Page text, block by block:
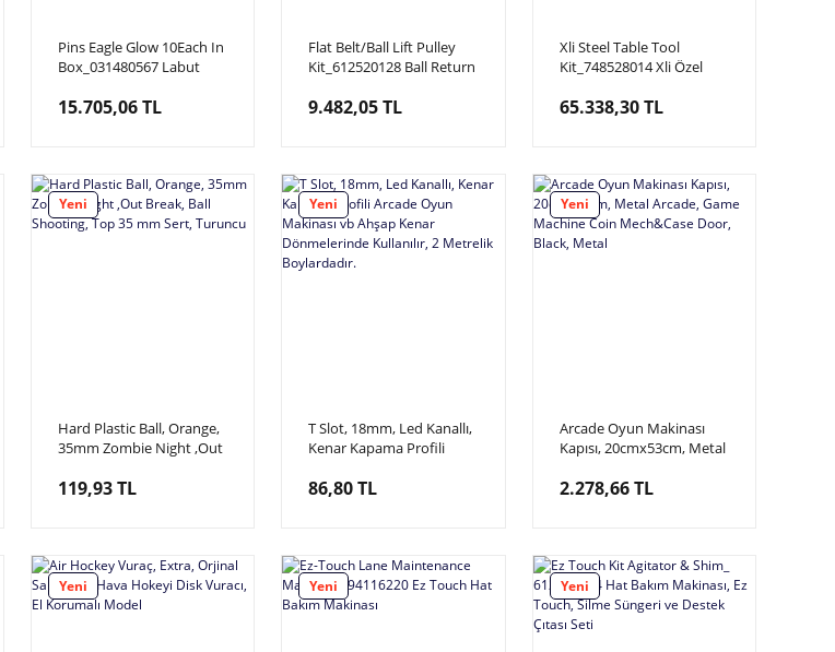
Pins Eagle Glow 10Each In
Box_031480567 Labut
Kutu İçinde 10 Adet Labut
15.705,06 TL
Flat Belt/Ball Lift Pulley
Kit_612520128 Ball Return
Kasnak ve Kayış Kiti
9.482,05 TL
Xli Steel Table Tool
Kit_748528014 Xli Özel
Seti
65.338,30 TL
Yeni
Hard Plastic Ball, Orange,
35mm Zombie Night ,Out
35 mm Sert, Turuncu
119,93 TL
Yeni
T Slot, 18mm, Led Kanallı,
Kenar Kapama Profili
Ahşap Kenar
86,80 TL
Yeni
Arcade Oyun Makinası
Kapısı, 20cmx53cm, Metal
Coin Mech&Case Door,
2.278,66 TL
Yeni Yeni Yeni